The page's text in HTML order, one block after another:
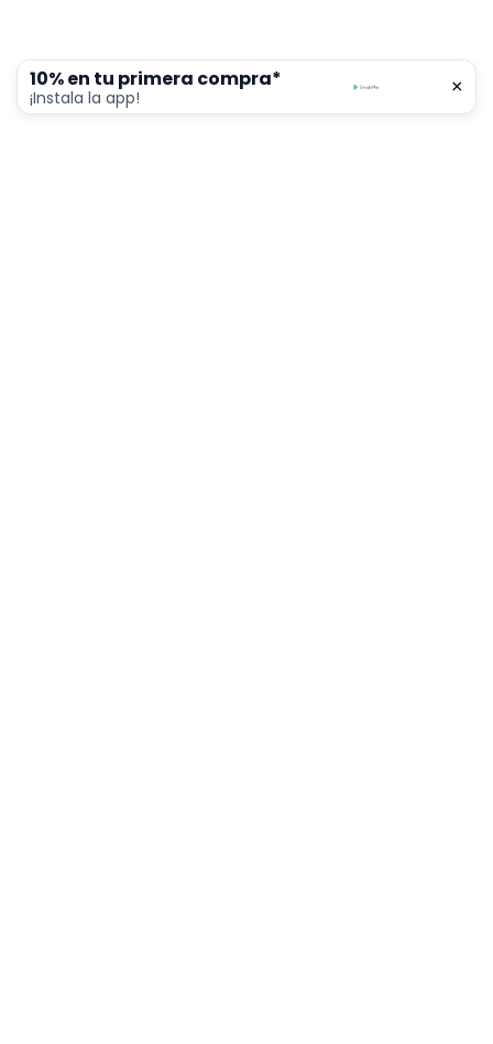
10% en tu primera compra*
¡Instala la app! ×